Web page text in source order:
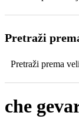
Pretraži
Pretraži prema
che